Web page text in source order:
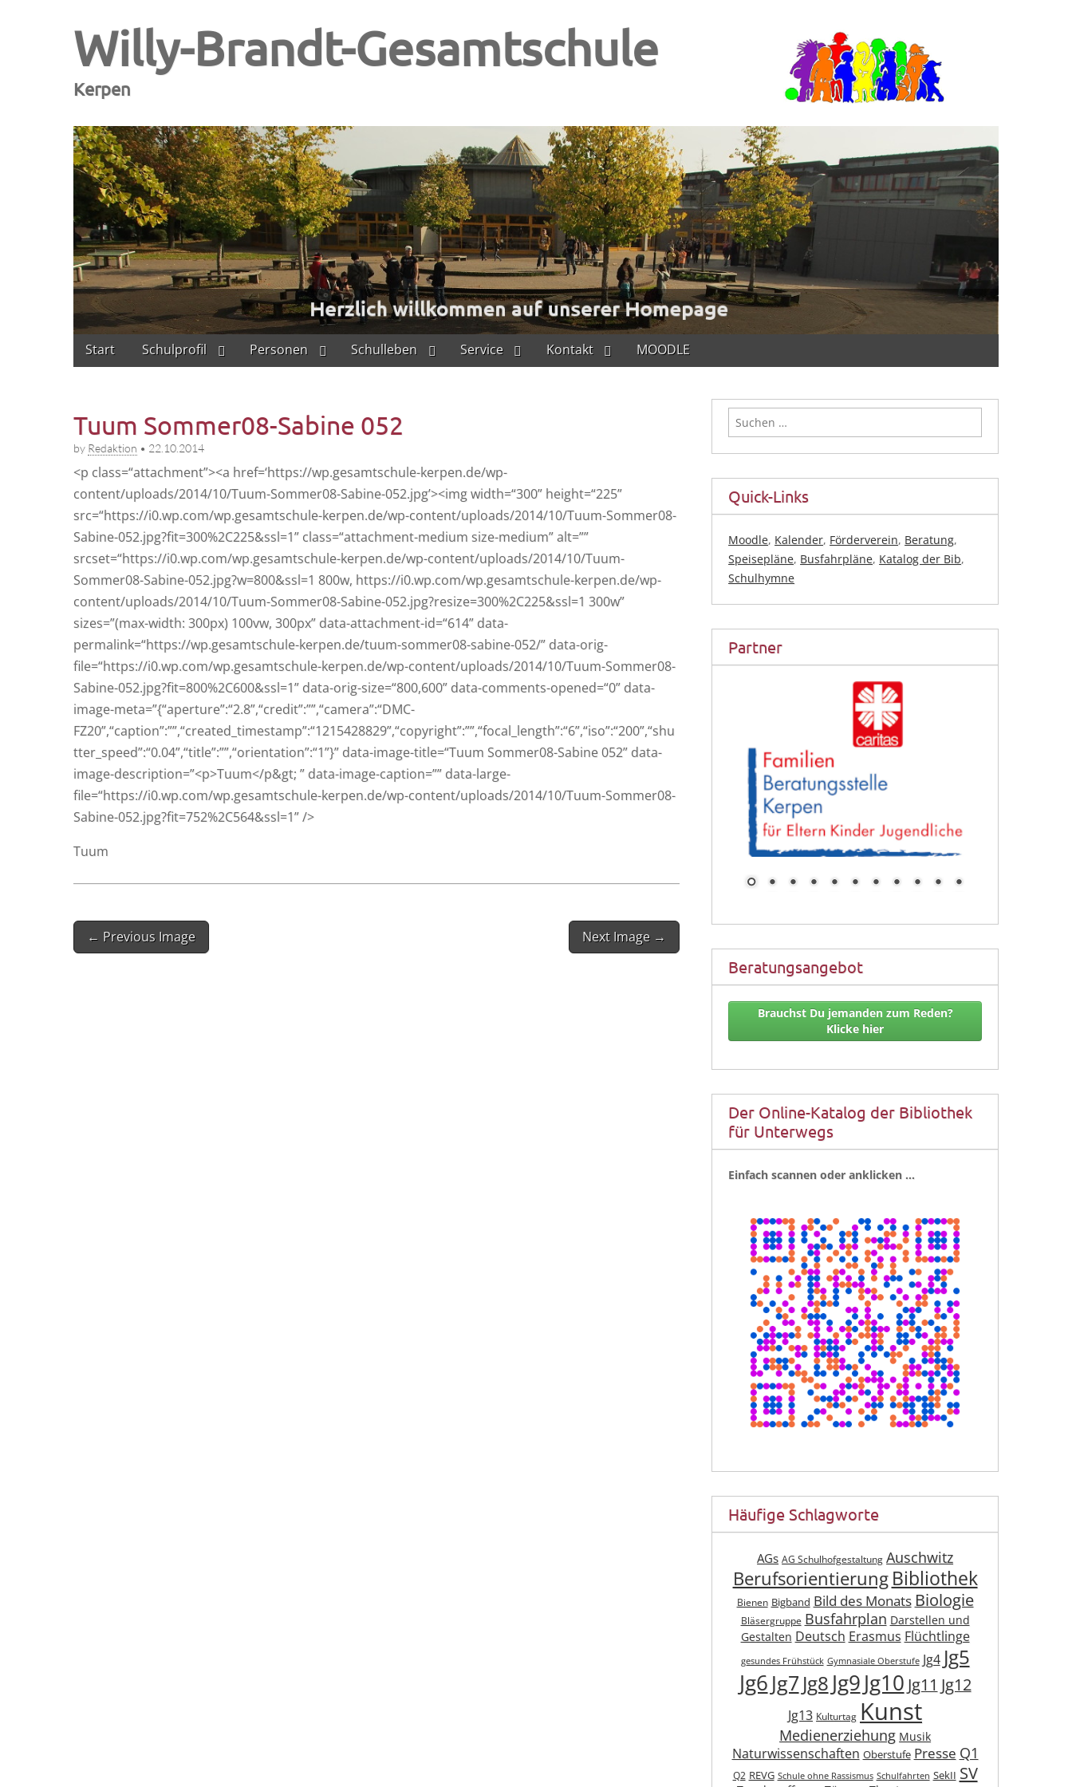
Willy-Brandt-Gesamtschule
Kerpen
Main
menu
Skip
to
Start Schulprofil Personen Schulleben Service Kontakt MOODLE
Tuum Sommer08-Sabine 052
by Redaktion • 22.10.2014
<p class=“attachment”><a href=‘https://wp.gesamtschule-kerpen.de/wp-
content/uploads/2014/10/Tuum-Sommer08-Sabine-052.jpg’><img width=“300” height=“225”
src=“https://i0.wp.com/wp.gesamtschule-kerpen.de/wp-content/uploads/2014/10/Tuum-Sommer08-
Sabine-052.jpg?fit=300%2C225&ssl=1” class=“attachment-medium size-medi­um” alt=””
srcset=“https://i0.wp.com/wp.gesamtschule-kerpen.de/wp-content/uploads/2014/10/Tuum-
Sommer08-Sabine-052.jpg?w=800&ssl=1 800w, https://i0.wp.com/wp.gesamtschule-kerpen.de/wp-
content/uploads/2014/10/Tuum-Sommer08-Sabine-052.jpg?resize=300%2C225&ssl=1 300w”
sizes=”(max-width: 300px) 100vw, 300px” data-attachment-id=“614” data-
permalink=“https://wp.gesamtschule-kerpen.de/tuum-sommer08-sabine-052/” data-orig-
file=“https://i0.wp.com/wp.gesamtschule-kerpen.de/wp-content/uploads/2014/10/Tuum-Sommer08-
Sabine-052.jpg?fit=800%2C600&ssl=1” data-orig-size=“800,600” data-comments-opened=“0” data-
image-meta=”{“aperture”:“2.8”,“credit”:””,“camera”:“DMC-
FZ20”,“caption”:””,“created_timestamp”:“1215428829”,“copyright”:””,“focal_length”:“6”,“iso”:“200”,“shu
tter_speed”:“0.04”,“title”:””,“orientation”:“1”}” data-image-title=“Tuum Som­mer08-Sabi­ne 052” data-
image-description=”<p>Tuum</p&gt; ” data-image-cap­ti­on=”” data-large-
file=“https://i0.wp.com/wp.gesamtschule-kerpen.de/wp-content/uploads/2014/10/Tuum-Sommer08-
Sabine-052.jpg?fit=752%2C564&ssl=1” />
Tuum
Post
navigation
← Previous Image Next Image →
Suchen
nach:
Quick-Links
Moodle, Kalender, Förderverein, Beratung,
Speisepläne, Busfahrpläne, Katalog der Bib,
Schulhymne
Partner
Beratungsangebot
Brauchst Du jemanden zum Reden?
Klicke hier
Der Online-Katalog der Bibliothek
für Unterwegs
Ein­fach scan­nen oder anklicken …
Häufige Schlagworte
AGs AG Schulhofgestaltung Auschwitz
Berufsorientierung Bibliothek
Bienen Bigband Bild des Monats Biologie
Bläsergruppe Busfahrplan Darstellen und
Gestalten Deutsch Erasmus Flüchtlinge
gesundes Frühstück Gymnasiale Oberstufe Jg4 Jg5
Jg6 Jg7 Jg8 Jg9Jg10 Jg11 Jg12
Jg13 Kulturtag Kunst
Medienerziehung Musik
Naturwissenschaften Oberstufe Presse Q1
Q2 REVG Schule ohne Rassismus Schulfahrten SekII SV